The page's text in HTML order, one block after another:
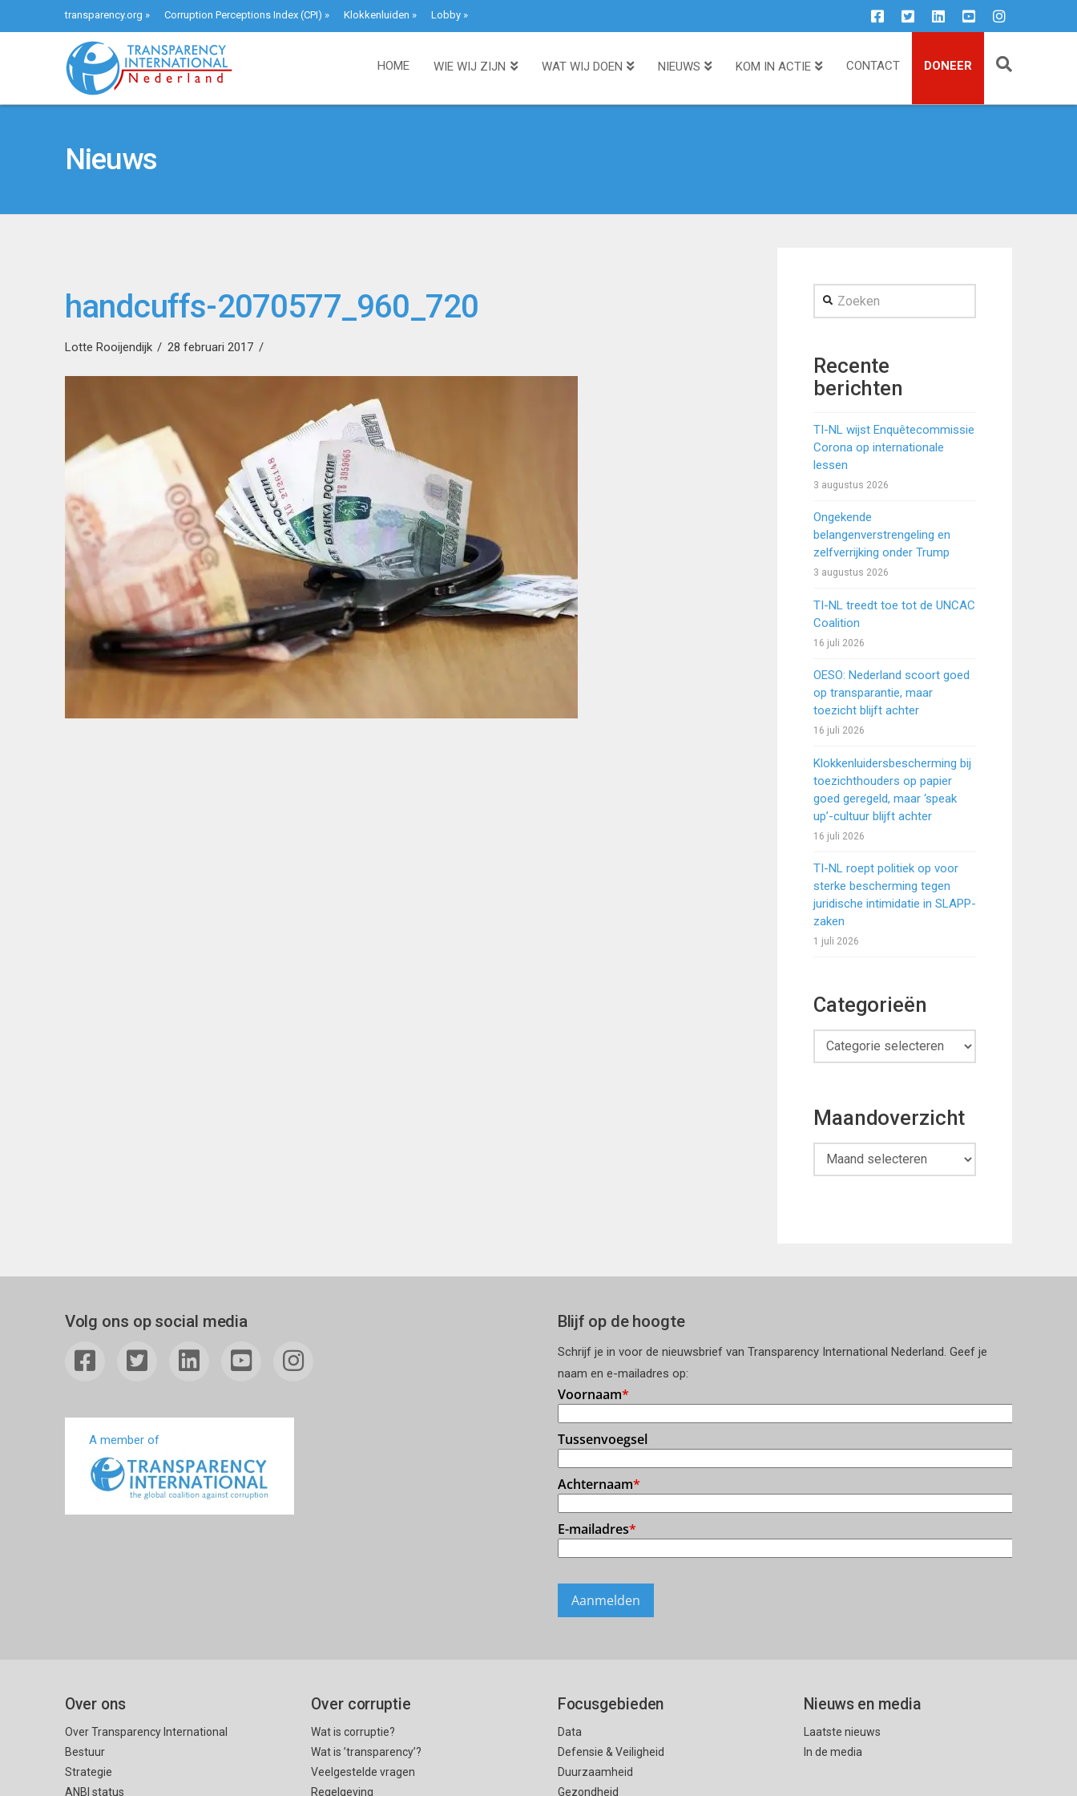
transparency.org » Corruption Perceptions Index (CPI) » Klokkenluiden » Lobby»
HOME WIE WIJ ZIJN WAT WIJ DOEN NIEUWS KOM IN ACTIE CONTACT DONEER
Nieuws
handcuffs-2070577_960_720
Lotte Rooijendijk 28 februari 2017
Zoeken
Recente
berichten
TI-NL wijst Enquêtecommissie
Corona op internationale
lessen
3 augustus 2026
Ongekende
belangenverstrengeling en
zelfverrijking onder Trump
3 augustus 2026
TI-NL treedt toe tot de UNCAC
Coalition
16 juli 2026
OESO: Nederland scoort goed
op transparantie, maar
toezicht blijft achter
16 juli 2026
Klokkenluidersbescherming bij
toezichthouders op papier
goed geregeld, maar ‘speak
up’-cultuur blijft achter
16 juli 2026
TI-NL roept politiek op voor
sterke bescherming tegen
juridische intimidatie in SLAPP-
zaken
1 juli 2026
Categorieën
Categorieën
Maandoverzicht
Maandoverzicht
Volg ons op social media
A member of
Blijf op de hoogte
Schrijf je in voor de nieuwsbrief van Transparency International Nederland. Geef je
naam en e-mailadres op:
Over ons
Over Transparency International
Bestuur
Strategie
ANBI status
Over corruptie
Wat is corruptie?
Wat is ’transparency’?
Veelgestelde vragen
Regelgeving
Focusgebieden
Data
Defensie & Veiligheid
Duurzaamheid
Gezondheid
Nieuws en media
Laatste nieuws
In de media